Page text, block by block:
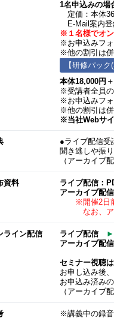
1名申込みの場
定価：本体
E-Mail案内登
※１名様でオン
※お申込みフ
※他の割引は併
【研修パッ
本体18,000円
※受講者全員の
※お申込みフ
※他の割引は併
※当社Webサイ
●ライブ配信受
聞き逃しや振
（アーカイブ
資料
ライブ配信：
アーカイブ配
※開催2日前
なお、アー
ライン配信 ライブ配信 ►
アーカイブ配信
セミナー視聴
お申し込み後
お申込み済み
（アーカイブ
※講義中の録音